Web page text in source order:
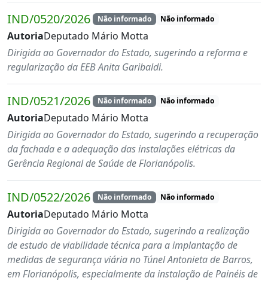
IND/0520/2026 Não informado Não informado
AutoriaDeputado Mário Motta
Dirigida ao Governador do Estado, sugerindo a reforma e
regularização da EEB Anita Garibaldi.
IND/0521/2026 Não informado Não informado
AutoriaDeputado Mário Motta
Dirigida ao Governador do Estado, sugerindo a recuperação
da fachada e a adequação das instalações elétricas da
Gerência Regional de Saúde de Florianópolis.
IND/0522/2026 Não informado Não informado
AutoriaDeputado Mário Motta
Dirigida ao Governador do Estado, sugerindo a realização
de estudo de viabilidade técnica para a implantação de
medidas de segurança viária no Túnel Antonieta de Barros,
em Florianópolis, especialmente da instalação de Painéis de